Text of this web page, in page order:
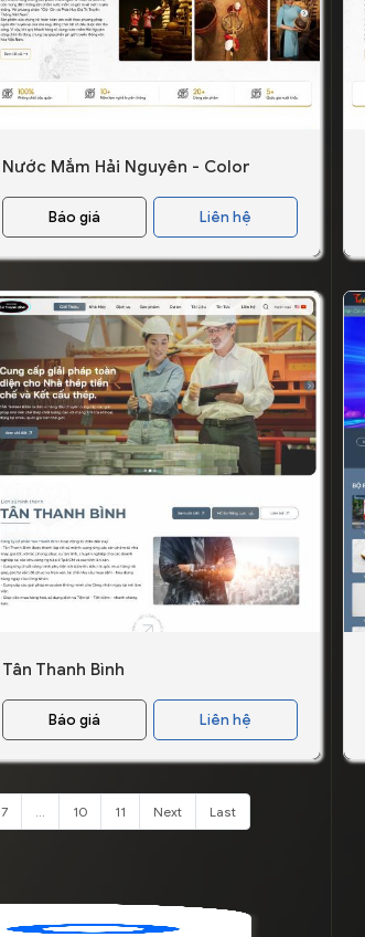
Nước Mắm Hải Nguyên - Color
Báo giá Liên hệ
Tân Thanh Bình
Báo giá Liên hệ
7 10 11 Next Last